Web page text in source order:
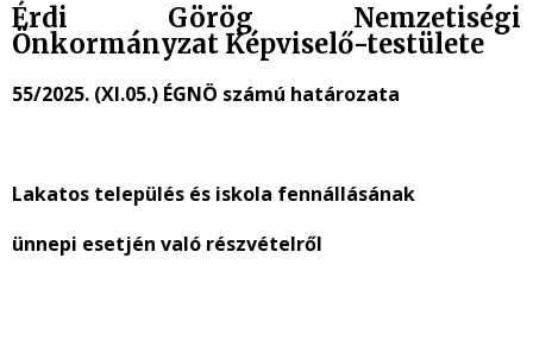
Érdi Görög Nemzetiségi
Önkormányzat Képviselő-testülete
55/2025. (XI.05.) ÉGNÖ számú határozata
Lakatos település és iskola fennállásának
ünnepi esetjén való részvételről